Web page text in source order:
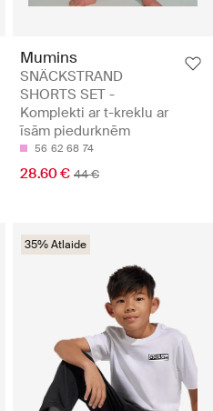
Mumins
SNÄCKSTRAND
SHORTS SET -
Komplekti ar t-kreklu ar
īsām piedurknēm
56 62 68 74
28.60 € 44 €
35% Atlaide